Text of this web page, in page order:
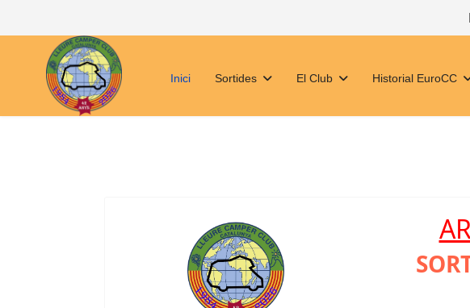
Inici Sortides El Club Historial EuroCC